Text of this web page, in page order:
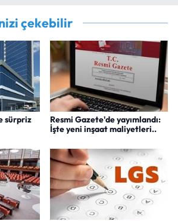
çekebilir
sürpriz
Resmi Gazete'de yayımlandı:
İşte yeni inşaat maliyetleri..